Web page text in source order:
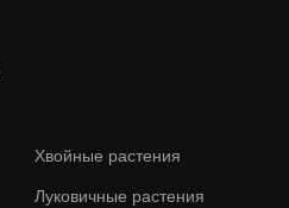
Хвойные растения
Луковичные растения